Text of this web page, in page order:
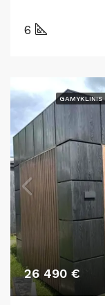
6
GAMYKLINIS
26 490 €